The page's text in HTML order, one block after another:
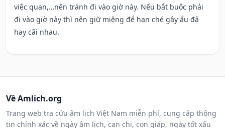
việc quan,…nên tránh đi vào giờ này. Nếu bắt buộc phải
đi vào giờ này thì nên giữ miệng để hạn ché gây ẩu đả
hay cãi nhau.
Về Amlich.org
Trang web tra cứu âm lịch Việt Nam miễn phí, cung cấp thông
tin chính xác về ngày âm lịch, can chi, con giáp, ngày tốt xấu